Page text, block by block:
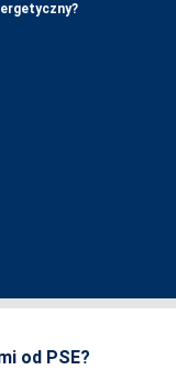
od PSE?